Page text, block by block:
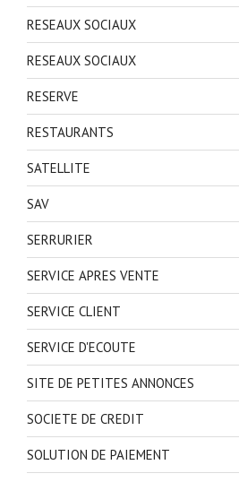
RESEAUX SOCIAUX
RESEAUX SOCIAUX
RESERVE
RESTAURANTS
SATELLITE
SAV
SERRURIER
SERVICE APRES VENTE
SERVICE CLIENT
SERVICE D'ECOUTE
SITE DE PETITES ANNONCES
SOCIETE DE CREDIT
SOLUTION DE PAIEMENT